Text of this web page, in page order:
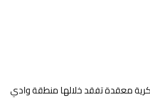
معقدة تفقد خلالها منطقة وادي